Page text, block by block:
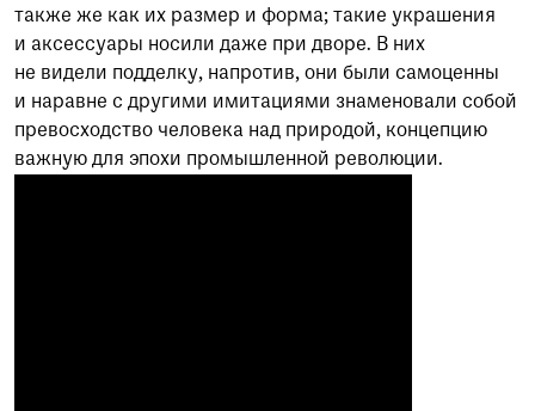
также же как их размер и форма; такие украшения
и аксессуары носили даже при дворе. В них
не видели подделку, напротив, они были самоценны
и наравне с другими имитациями знаменовали собой
превосходство человека над природой, концепцию
важную для эпохи промышленной революции.